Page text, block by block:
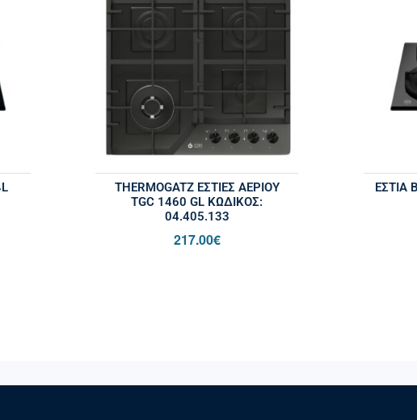
THERMOGATZ ΕΣΤΙΕΣ ΑΕΡΙΟΥ
TGC 1460 GL ΚΩΔΙΚΌΣ:
04.405.133
217.00€
ΕΣΤΙΑ